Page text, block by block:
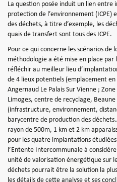
La question posée induit un lien entre
protection de l’environnement (ICPE)
des déchets, à titre d’exemple, les
quais de transfert sont tous des ICPE.
Pour ce qui concerne les scénarios de
méthodologie a été mise en place
réfléchir au meilleur lieu
de 4 lieux potentiels (emplacement en
Angernaud Le Palais Sur Vienne ;
Limoges, centre de recyclage,
(infrastructure, environnement,
barycentre de production des
rayon de 500m, 1 km et 2 km
pour les quatre implantations
l’Entente Intercommunale à
unité de valorisation énergétique sur
déchets pourrait être la solution la
les détails de cette analyse et ses